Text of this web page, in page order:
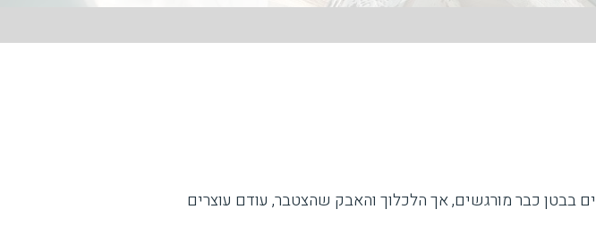
בבטן כבר מורגשים, אך הלכלוך והאבק שהצטבר, עודם עוצרים